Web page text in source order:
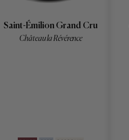
Saint-Émilion Grand Cru
Château la Révérence